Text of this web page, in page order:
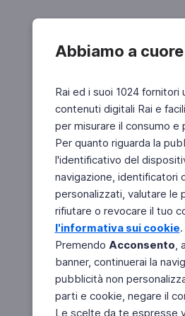
Abbiamo a
Rai ed i suoi 1024
contenuti digitali Rai e
per misurare il consumo
Per quanto riguarda la
l'identificativo del
navigazione, identificatori
personalizzati, valutare le
rifiutare o revocare il tuo
l'informativa sui cookie.
Premendo Acconsento,
banner, continuerai la
pubblicità non
parti e cookie, negare il
Le scelte da te espresse